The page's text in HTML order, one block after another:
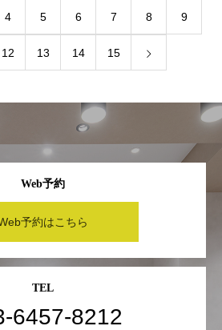
4 5 6 7 8 9
12 13 14 15
Web予約
予約はこちら
TEL
6457-8212